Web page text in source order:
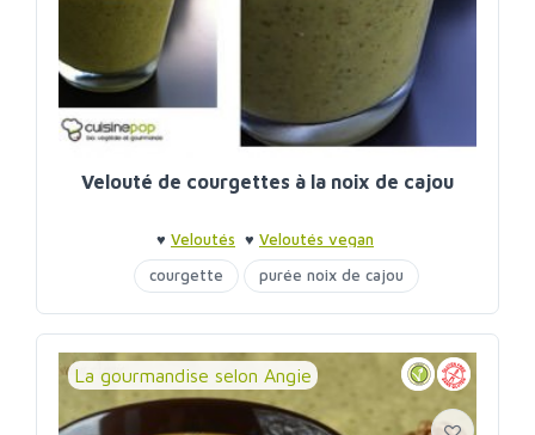
Velouté de courgettes à la noix de cajou
♥ Veloutés ♥ Veloutés vegan
courgette
purée noix de cajou
La gourmandise selon Angie